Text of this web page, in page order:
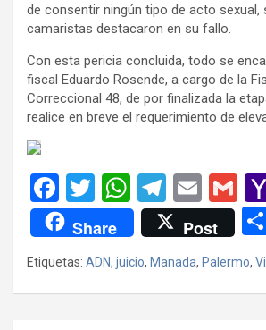
de consentir ningún tipo de acto sexual,
camaristas destacaron en su fallo.
Con esta pericia concluida, todo se
fiscal Eduardo Rosende, a cargo de la
Correccional 48, de por finalizada la
realice en breve el requerimiento de
F
a
ce
b
o
T
wi
tt
er
W
h
at
s
A
T
el
e
gr
a
E
m
ail
G
m
ail
Share Post
Etiquetas: ADN, juicio, Manada, Palermo,